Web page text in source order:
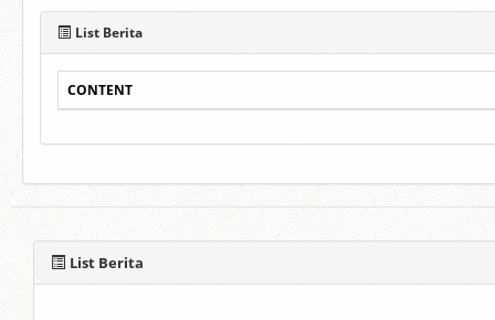
List Berita
CONTENT
List Berita